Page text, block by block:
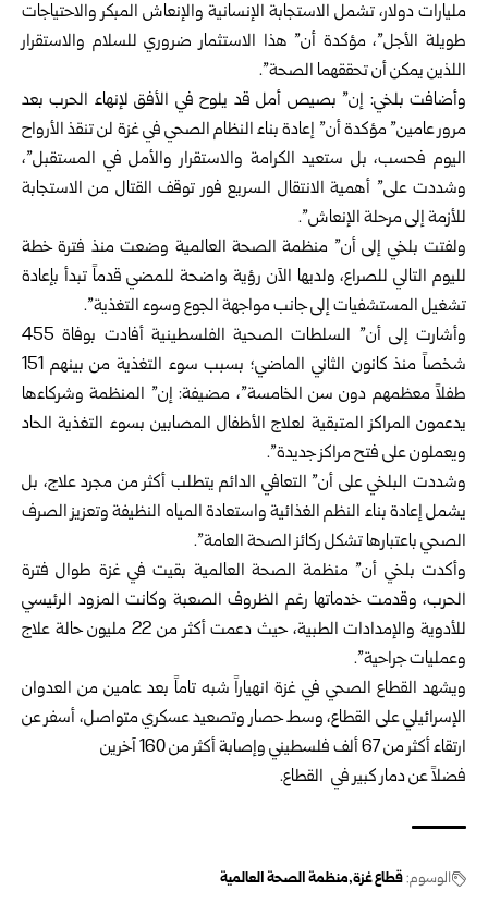
مليارات دولار، تشمل الاستجابة الإنسانية والإنعاش المبكر والاحتياجات
طويلة الأجل”، مؤكدة أن” هذا الاستثمار ضروري للسلام والاستقرار
اللذين يمكن أن تحققهما الصحة”.
وأضافت بلخي: إن” بصيص أمل قد يلوح في الأفق لإنهاء الحرب بعد
مرور عامين” مؤكدة أن” إعادة بناء النظام الصحي في غزة لن تنقذ الأرواح
اليوم فحسب، بل ستعيد الكرامة والاستقرار والأمل في المستقبل”،
وشددت على” أهمية الانتقال السريع فور توقف القتال من الاستجابة
للأزمة إلى مرحلة الإنعاش”.
ولفتت بلخي إلى أن” منظمة الصحة العالمية وضعت منذ فترة خطة
لليوم التالي للصراع، ولديها الآن رؤية واضحة للمضي قدماً تبدأ بإعادة
تشغيل المستشفيات إلى جانب مواجهة الجوع وسوء التغذية”.
وأشارت إلى أن” السلطات الصحية الفلسطينية أفادت بوفاة 455
شخصاً منذ كانون الثاني الماضي؛ بسبب سوء التغذية من بينهم 151
طفلاً معظمهم دون سن الخامسة”، مضيفة: إن” المنظمة وشركاءها
يدعمون المراكز المتبقية لعلاج الأطفال المصابين بسوء التغذية الحاد
ويعملون على فتح مراكز جديدة”.
وشددت البلخي على أن” التعافي الدائم يتطلب أكثر من مجرد علاج، بل
يشمل إعادة بناء النظم الغذائية واستعادة المياه النظيفة وتعزيز الصرف
الصحي باعتبارها تشكل ركائز الصحة العامة”.
وأكدت بلخي أن” منظمة الصحة العالمية بقيت في غزة طوال فترة
الحرب، وقدمت خدماتها رغم الظروف الصعبة وكانت المزود الرئيسي
للأدوية والإمدادات الطبية، حيث دعمت أكثر من 22 مليون حالة علاج
وعمليات جراحية”.
ويشهد القطاع الصحي في غزة انهياراً شبه تاماً بعد عامين من العدوان
الإسرائيلي على القطاع، وسط حصار وتصعيد عسكري متواصل، أسفر عن
ارتقاء أكثر من 67 ألف فلسطيني وإصابة أكثر من 160 آخرين
فضلاً عن دمار كبير في القطاع.
الوسوم:قطاع غزة منظمة الصحة العالمية